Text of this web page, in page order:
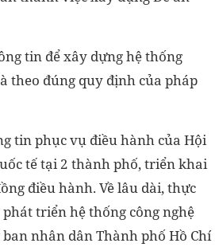
tin để xây dựng hệ thống
theo đúng quy định của pháp
tin phục vụ điều hành của Hội
tế tại 2 thành phố, triển khai
điều hành. Về lâu dài, thực
triển hệ thống công nghệ
nhân dân Thành phố Hồ Chí